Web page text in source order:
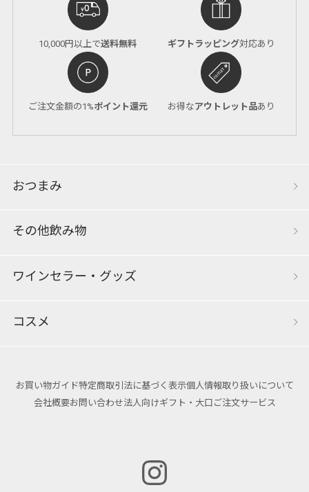
10,000円以上で送料無料 ギフトラッピング対応あり
ご注文金額の1%ポイント還元 お得なアウトレット品あり
おつまみ
その他飲み物
ワインセラー・グッズ
コスメ
お買い物ガイド特定商取引法に基づく表示個人情報取り扱いについて
会社概要お問い合わせ法人向けギフト・大口ご注文サービス